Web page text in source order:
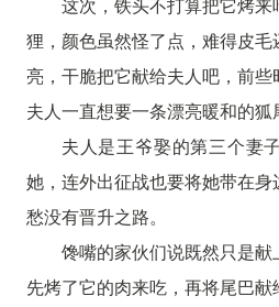
狸，颜色虽然怪了点，难得皮
亮，干脆把它献给夫人吧，前
夫人一直想要一条漂亮暖和的狐
夫人是王爷娶的第三个妻
她，连外出征战也要将她带在
愁没有晋升之路。
馋嘴的家伙们说既然只是献
先烤了它的肉来吃，再将尾巴